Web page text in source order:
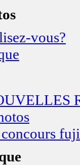
vous?
concours